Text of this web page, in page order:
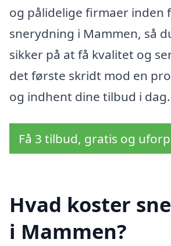
og pålidelige firmaer inden
snerydning i Mammen, så
sikker på at få kvalitet og
det første skridt mod en
og indhent dine tilbud i dag.
Få 3 tilbud, gratis og
Hvad koster
i Mammen?